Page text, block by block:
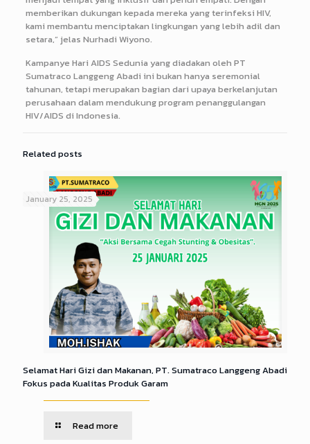
memberikan dukungan kepada mereka yang terinfeksi HIV,
kami membantu menciptakan lingkungan yang lebih adil dan
setara,” jelas Nurhadi Wiyono.
Kampanye Hari AIDS Sedunia yang diadakan oleh PT
Sumatraco Langgeng Abadi ini bukan hanya seremonial
tahunan, tetapi merupakan bagian dari upaya berkelanjutan
perusahaan dalam mendukung program penanggulangan
HIV/AIDS di Indonesia.
Related posts
January 25, 2025
Selamat Hari Gizi dan Makanan, PT. Sumatraco Langgeng Abadi
Fokus pada Kualitas Produk Garam
Read more